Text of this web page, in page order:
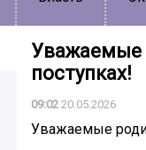
Уважаемые
поступках!
09:02 20.05.2026
Уважаемые